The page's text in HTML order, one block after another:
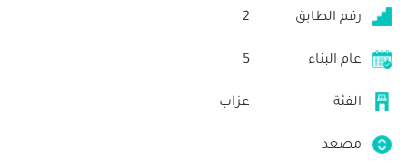
رقم الطابق 2
عام البناء 5
الفئة عزاب
مصعد